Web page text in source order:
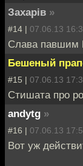
Захарiв »
#14 | 07.06.13
Слава павшим
Бешеный
#15 | 07.06.13
Стишата про
andytg »
#16 | 07.06.13
Вот уж